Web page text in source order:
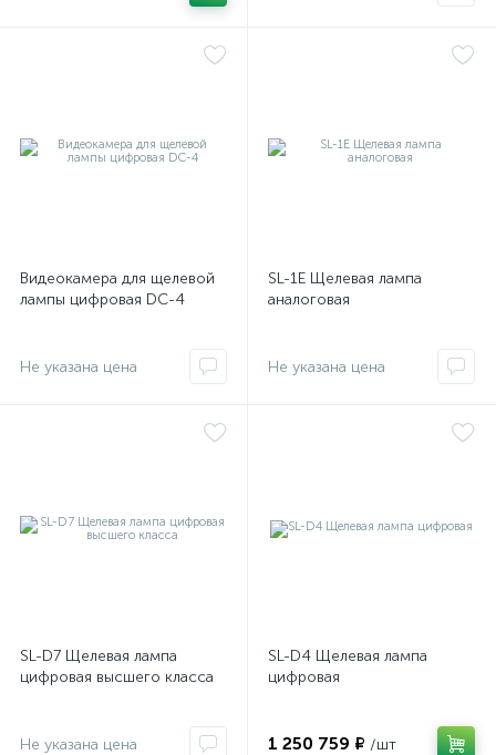
Видеокамера для щелевой
лампы цифровая DC-4
Не указана цена
SL-1E Щелевая лампа
аналоговая
Не указана цена
SL-D7 Щелевая лампа
цифровая высшего класса
Не указана цена
SL-D4 Щелевая лампа
цифровая
1 250 759 ₽ /шт